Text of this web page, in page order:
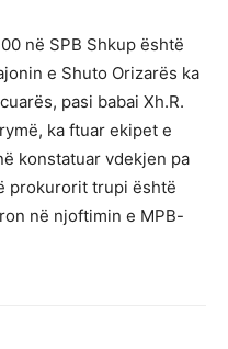
në SPB Shkup është
e Shuto Orizarës ka
pasi babai Xh.R.
ka ftuar ekipet e
konstatuar vdekjen pa
prokurorit trupi është
në njoftimin e MPB-